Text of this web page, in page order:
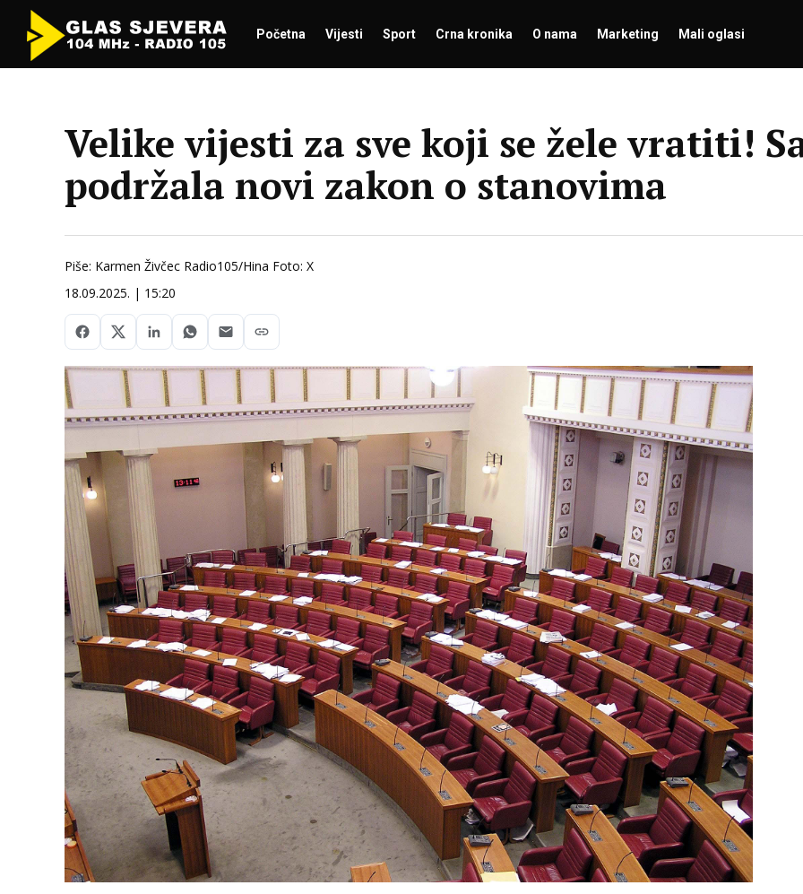
Početna Vijesti Sport Crna kronika O nama Marketing Mali oglasi
Velike vijesti za sve koji se žele vratiti!
podržala novi zakon o stanovima
Piše: Karmen Živčec Radio105/Hina Foto: X
18.09.2025. | 15:20